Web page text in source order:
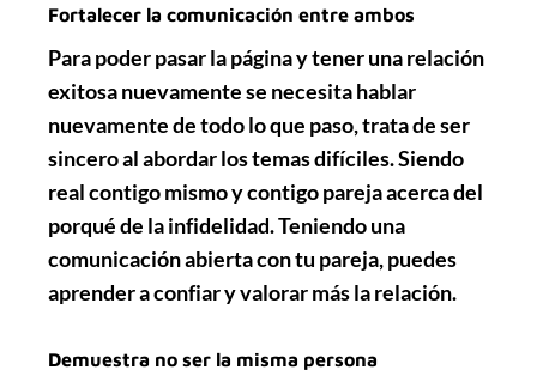
Fortalecer la comunicación entre ambos
Para poder pasar la página y tener una relación
exitosa nuevamente se necesita hablar
nuevamente de todo lo que paso, trata de ser
sincero al abordar los temas difíciles. Siendo
real contigo mismo y contigo pareja acerca del
porqué de la infidelidad. Teniendo una
comunicación abiertacon tu pareja, puedes
aprender a confiar y valorar más la relación.
Demuestra no ser la misma persona